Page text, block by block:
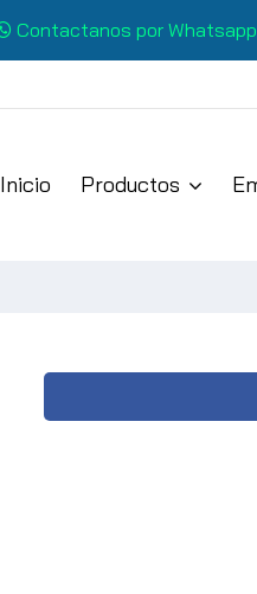
Contactanos por Whatsapp
Inicio Productos